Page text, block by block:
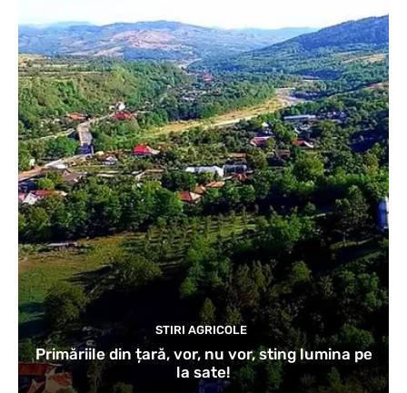
STIRI AGRICOLE
Primăriile din țară, vor, nu vor, sting lumina pe
la sate!